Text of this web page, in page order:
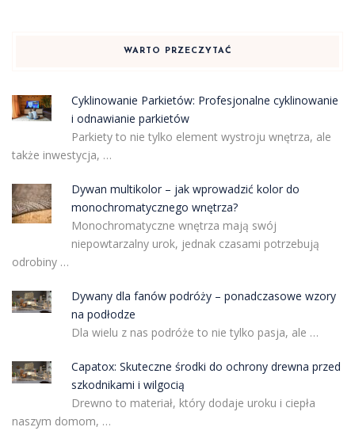
WARTO PRZECZYTAĆ
Cyklinowanie Parkietów: Profesjonalne cyklinowanie
i odnawianie parkietów
Parkiety to nie tylko element wystroju wnętrza, ale
także inwestycja, …
Dywan multikolor – jak wprowadzić kolor do
monochromatycznego wnętrza?
Monochromatyczne wnętrza mają swój
niepowtarzalny urok, jednak czasami potrzebują
odrobiny …
Dywany dla fanów podróży – ponadczasowe wzory
na podłodze
Dla wielu z nas podróże to nie tylko pasja, ale …
Capatox: Skuteczne środki do ochrony drewna przed
szkodnikami i wilgocią
Drewno to materiał, który dodaje uroku i ciepła
naszym domom, …